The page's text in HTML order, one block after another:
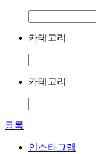
카테고리
카테고리
등록
인스타그램